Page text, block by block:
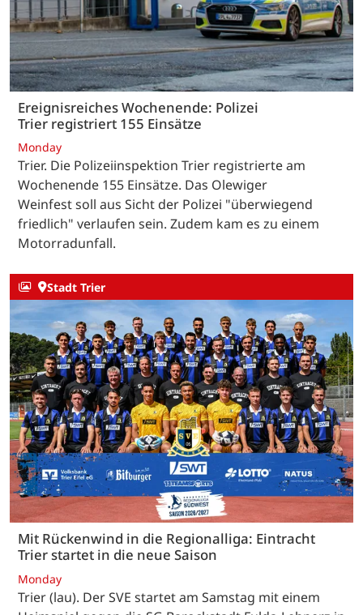
Ereignisreiches Wochenende: Polizei
Trier registriert 155 Einsätze
Monday
Trier. Die Polizeiinspektion Trier registrierte am
Wochenende 155 Einsätze. Das Olewiger
Weinfest soll aus Sicht der Polizei "überwiegend
friedlich" verlaufen sein. Zudem kam es zu einem
Motorradunfall.
Stadt Trier
Mit Rückenwind in die Regionalliga: Eintracht
Trier startet in die neue Saison
Monday
Trier (lau). Der SVE startet am Samstag mit einem